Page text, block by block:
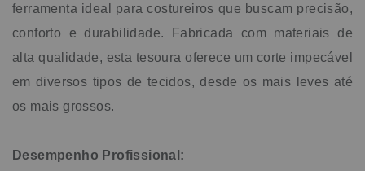
sua experiência de costura a um novo patamar.Dados
Técnicos:Tamanho: 9 PolegadasComposição: 90% metal
ferramenta ideal para costureiros que buscam precisão,
conforto e durabilidade. Fabricada com materiais de
alta qualidade, esta tesoura oferece um corte impecável
em diversos tipos de tecidos, desde os mais leves até
os mais grossos.
Desempenho Profissional: